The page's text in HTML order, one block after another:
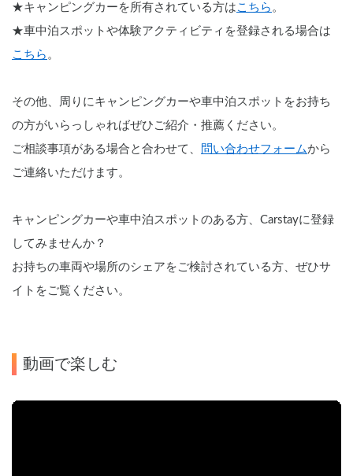
★キャンピングカーを所有されている方は こちら 。
★車中泊スポットや体験アクティビティを登録される場合は
こちら 。
その他、周りにキャンピングカーや車中泊スポットをお持ち
の方がいらっしゃればぜひご紹介・推薦ください。
ご相談事項がある場合と合わせて、
問い合わせフォームから
ご連絡いただけます。
キャンピングカーや車中泊スポットのある方、Carstayに登録
してみませんか？
お持ちの車両や場所のシェアをご検討されている方、ぜひサ
イトをご覧ください。
動画で楽しむ